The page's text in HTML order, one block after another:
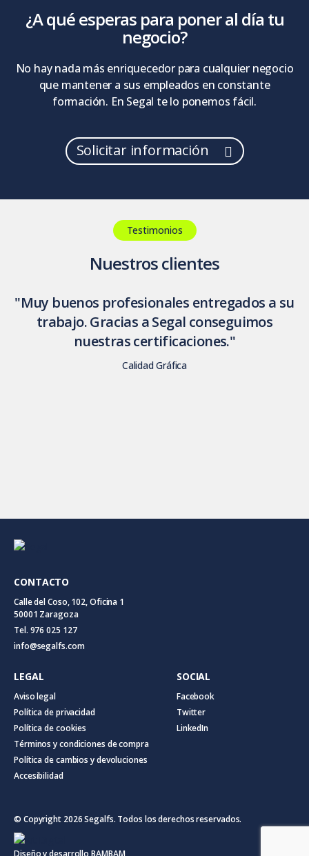
¿A qué esperas para poner al día tu
negocio?
No hay nada más enriquecedor para cualquier negocio
que mantener a sus empleados en constante
formación. En Segal te lo ponemos fácil.
Solicitar información
Testimonios
Nuestros clientes
"Muy buenos profesionales entregados a su
trabajo. Gracias a Segal conseguimos
nuestras certificaciones."
Calidad Gráfica
CONTACTO
Calle del Coso, 102, Oficina 1
50001 Zaragoza
Tel. 976 025 127
info@segalfs.com
LEGAL
Aviso legal
Política de privacidad
Política de cookies
Términos y condiciones de compra
Política de cambios y devoluciones
Accesibilidad
SOCIAL
Facebook
Twitter
LinkedIn
© Copyright 2026 Segalfs. Todos los derechos reservados.
Diseño y desarrolloBAMBAM